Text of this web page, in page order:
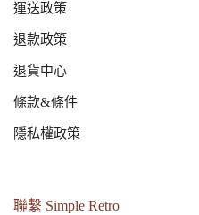
運送政策
退款政策
退貨中心
條款&條件
隱私權政策
聯繫 Simple Retro